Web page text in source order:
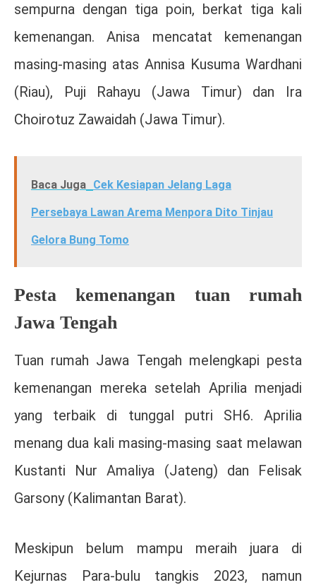
sempurna dengan tiga poin, berkat tiga kali
kemenangan. Anisa mencatat kemenangan
masing-masing atas Annisa Kusuma Wardhani
(Riau), Puji Rahayu (Jawa Timur) dan Ira
Choirotuz Zawaidah (Jawa Timur).
Baca Juga Cek Kesiapan Jelang Laga
Persebaya Lawan Arema Menpora Dito Tinjau
Gelora Bung Tomo
Pesta kemenangan tuan rumah
Jawa Tengah
Tuan rumah Jawa Tengah melengkapi pesta
kemenangan mereka setelah Aprilia menjadi
yang terbaik di tunggal putri SH6. Aprilia
menang dua kali masing-masing saat melawan
Kustanti Nur Amaliya (Jateng) dan Felisak
Garsony (Kalimantan Barat).
Meskipun belum mampu meraih juara di
Kejurnas Para-bulu tangkis 2023, namun